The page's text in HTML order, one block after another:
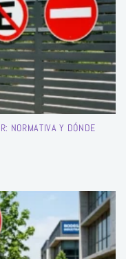
NORMATIVA Y DÓNDE